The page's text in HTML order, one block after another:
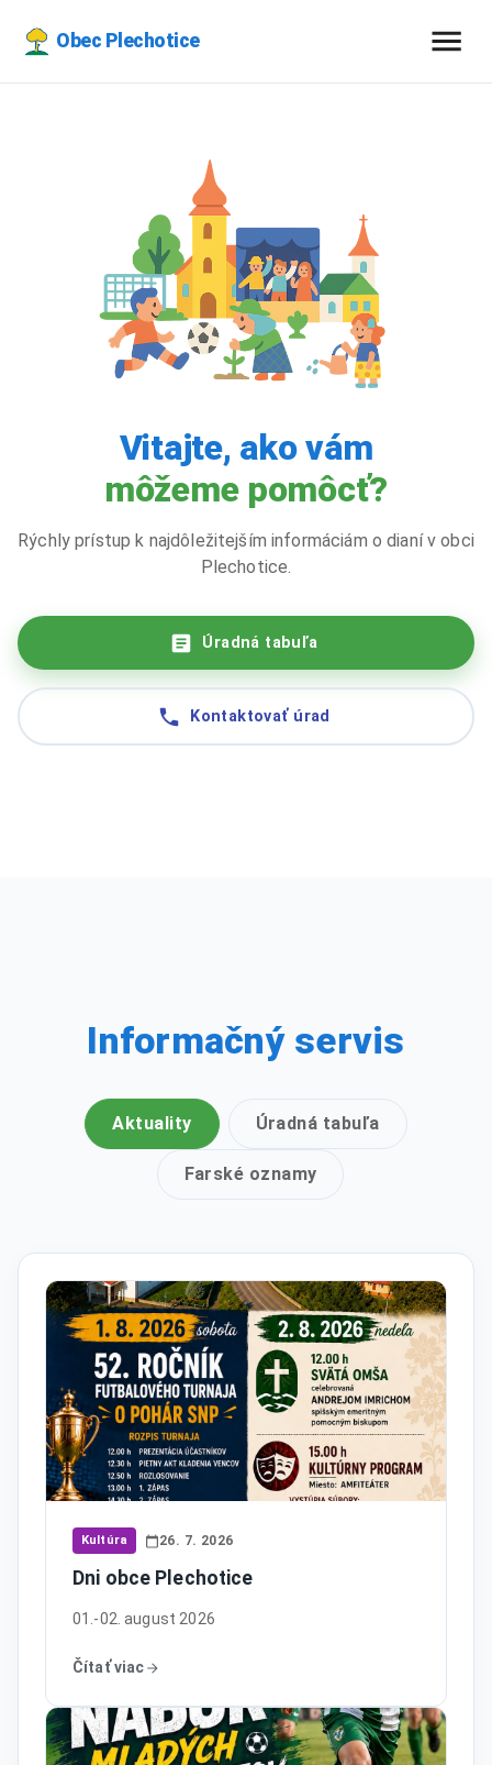
Obec Plechotice
Vitajte, ako vám
môžeme pomôcť?
Rýchly prístup k najdôležitejším informáciám o dianí v obci
Plechotice.
Úradná tabuľa
Kontaktovať úrad
Informačný servis
Aktuality Úradná tabuľa
Farské oznamy
Kultúra 26. 7. 2026
Dni obce Plechotice
01.-02. august 2026
Čítať viac